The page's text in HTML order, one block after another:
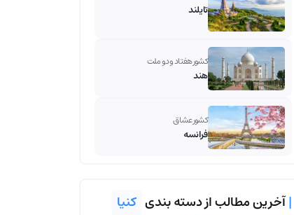
تایلند
کشور هفتاد و دو ملت
هند
کشور عشاق
فرانسه
|آخرین مطالب از دسته بندی کنیا